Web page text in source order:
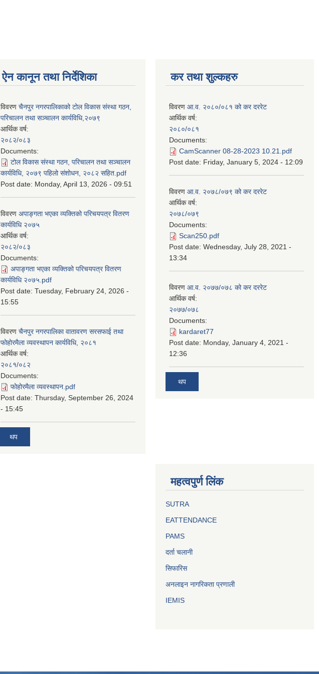
ऐन कानून तथा निर्देशिका
विवरण चैनपुर नगरपालिकाको टोल विकास संस्था गठन,
परिचालन तथा सञ्चालन कार्यविधि,२०७९
आर्थिक वर्ष:
२०८२/०८३
Documents:
टोल विकास संस्था गठन, परिचालन तथा सञ्चालन
कार्यविधि, २०७९ पहिलो संशोधन, २०८२ सहित.pdf
Post date: Monday, April 13, 2026 - 09:51
विवरण अपाङ्गता भएका व्यक्तिको परिचयपत्र वितरण
कार्यविधि २०७५
आर्थिक वर्ष:
२०८२/०८३
Documents:
अपाङ्गता भएका व्यक्तिको परिचयपत्र वितरण
कार्यविधि २०७५.pdf
Post date: Tuesday, February 24, 2026 -
15:55
विवरण चैनपुर नगरपालिका वातावरण सरसफाई तथा
फोहोरमैला व्यवस्थापन कार्यविधि, २०८१
आर्थिक वर्ष:
२०८१/०८२
Documents:
फोहोरमैला व्यवस्थापन.pdf
Post date: Thursday, September 26, 2024
- 15:45
थप
कर तथा शुल्कहरु
विवरण आ.व. २०८०/०८१ को कर दररेट
आर्थिक वर्ष:
२०८०/०८१
Documents:
CamScanner 08-28-2023 10.21.pdf
Post date: Friday, January 5, 2024 - 12:09
विवरण आ.व. २०७८/०७९ को कर दररेट
आर्थिक वर्ष:
२०७८/०७९
Documents:
Scan250.pdf
Post date: Wednesday, July 28, 2021 -
13:34
विवरण आ.व. २०७७/०७८ को कर दररेट
आर्थिक वर्ष:
२०७७/०७८
Documents:
kardaret77
Post date: Monday, January 4, 2021 -
12:36
थप
महत्वपुर्ण लिंक
SUTRA
EATTENDANCE
PAMS
दर्ता चलानी
सिफारिस
अनलाइन नागरिकता प्रणाली
IEMIS